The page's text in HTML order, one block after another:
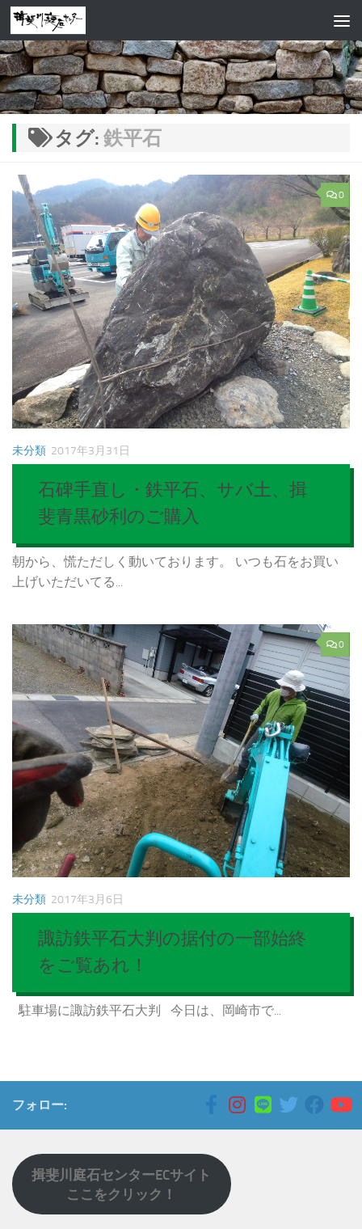
コンテンツへスキップ
タグ: 鉄平石
0
未分類 2017年3月31日
石碑手直し・鉄平石、サバ土、揖
斐青黒砂利のご購入
朝から、慌ただしく動いております。 いつも石をお買い
上げいただいてる...
0
未分類 2017年3月6日
諏訪鉄平石大判の据付の一部始終
をご覧あれ！
駐車場に諏訪鉄平石大判 今日は、岡崎市で...
フォロー:
揖斐川庭石センターECサイト
ここをクリック！